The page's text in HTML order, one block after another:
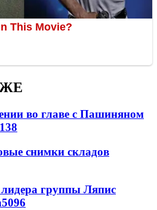
во главе с Пашиняном
снимки складов
группы Ляпис
5096